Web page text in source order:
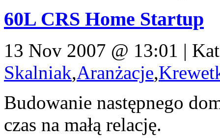
60L CRS Home Startup
13 Nov 2007 @ 13:01 |
Skalniak,Aranżacje,
Budowanie następnego
czas na małą relację.